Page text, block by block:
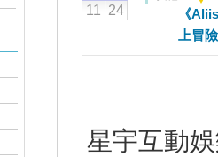
11 24
《
上冒
星宇互動